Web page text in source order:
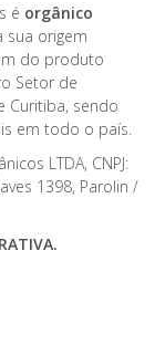
é orgânico
sua origem
do produto
Setor de
Curitiba, sendo
em todo o país.
LTDA, CNPJ:
1398, Parolin /